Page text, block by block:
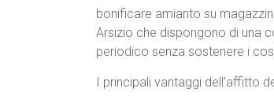
bonificare amianto su
Arsizio che dispongono di una
periodico senza sostenere i
I principali vantaggi